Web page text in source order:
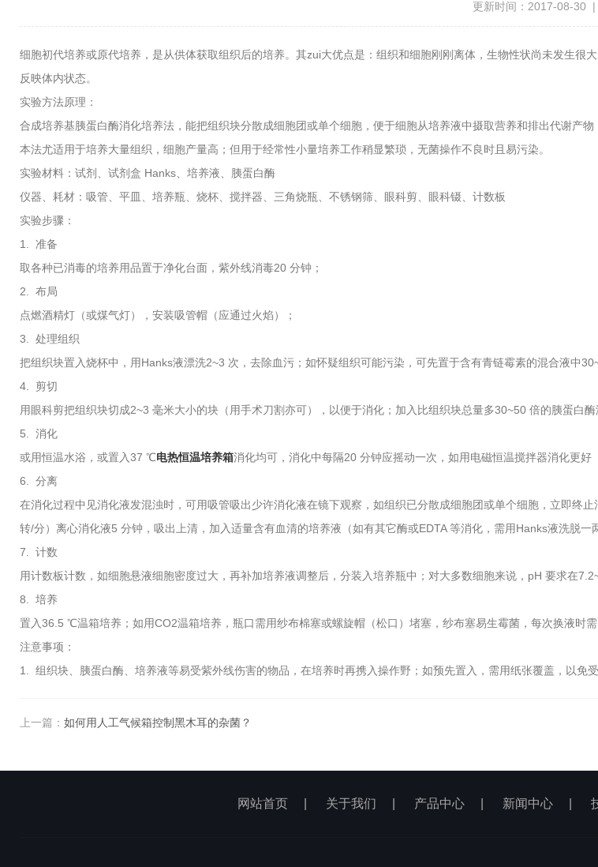
更新时间：2017-08-30
细胞初代培养或原代培养，是从供体获取组织后的培养。其zui大优点是：组织和细胞刚刚离体，生物性状尚未发生
反映体内状态。
实验方法原理：
合成培养基胰蛋白酶消化培养法，能把组织块分散成细胞团或单个细胞，便于细胞从培养液中摄取营养和排出代谢产物
本法尤适用于培养大量组织，细胞产量高；但用于经常性小量培养工作稍显繁琐，无菌操作不良时且易污染。
实验材料：试剂、试剂盒 Hanks、培养液、胰蛋白酶
仪器、耗材：吸管、平皿、培养瓶、烧杯、搅拌器、三角烧瓶、不锈钢筛、眼科剪、眼科镊、计数板
实验步骤：
1. 准备
取各种已消毒的培养用品置于净化台面，紫外线消毒20 分钟；
2. 布局
点燃酒精灯（或煤气灯），安装吸管帽（应通过火焰）；
3. 处理组织
把组织块置入烧杯中，用Hanks液漂洗2~3 次，去除血污；如怀疑组织可能污染，可先置于含有青链霉素的混合液中
4. 剪切
用眼科剪把组织块切成2~3 毫米大小的块（用手术刀割亦可），以便于消化；加入比组织块总量多30~50 倍的胰蛋白
5. 消化
或用恒温水浴，或置入37 ℃电热恒温培养箱消化均可，消化中每隔20 分钟应摇动一次，如用电磁恒温搅拌器消化更
6. 分离
在消化过程中见消化液发混浊时，可用吸管吸出少许消化液在镜下观察，如组织已分散成细胞团或单个细胞，立即
转/分）离心消化液5 分钟，吸出上清，加入适量含有血清的培养液（如有其它酶或EDTA 等消化，需用Hanks液洗脱一
7. 计数
用计数板计数，如细胞悬液细胞密度过大，再补加培养液调整后，分装入培养瓶中；对大多数细胞来说，pH 要求在
8. 培养
置入36.5 ℃温箱培养；如用CO2温箱培养，瓶口需用纱布棉塞或螺旋帽（松口）堵塞，纱布塞易生霉菌，每次换液时需
注意事项：
1. 组织块、胰蛋白酶、培养液等易受紫外线伤害的物品，在培养时再携入操作野；如预先置入，需用纸张覆盖，以免
上一篇： 如何用人工气候箱控制黑木耳的杂菌？
网站首页 关于我们 产品中心 新闻中心